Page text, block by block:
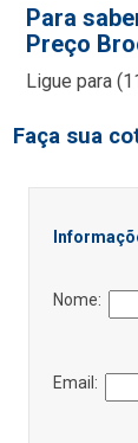
Para
Preço
Ligue para
Faça sua
Nome:
Email: